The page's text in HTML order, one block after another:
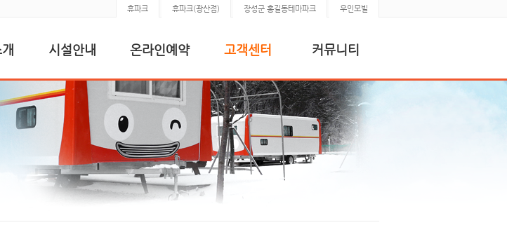
휴파크 휴파크(광산점) 장성군 홍길동테마파크 우인모빌
시설안내 온라인예약 고객센터 커뮤니티